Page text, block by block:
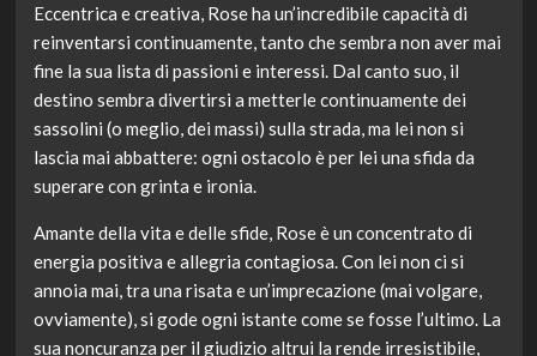
Eccentrica e creativa, Rose ha un’incredibile capacità di
reinventarsi continuamente, tanto che sembra non aver mai
fine la sua lista di passioni e interessi. Dal canto suo, il
destino sembra divertirsi a metterle continuamente dei
sassolini (o meglio, dei massi) sulla strada, ma lei non si
lascia mai abbattere: ogni ostacolo è per lei una sfida da
superare con grinta e ironia.
Amante della vita e delle sfide, Rose è un concentrato di
energia positiva e allegria contagiosa. Con lei non ci si
annoia mai, tra una risata e un’imprecazione (mai volgare,
ovviamente), si gode ogni istante come se fosse l’ultimo. La
sua noncuranza per il giudizio altrui la rende irresistibile,